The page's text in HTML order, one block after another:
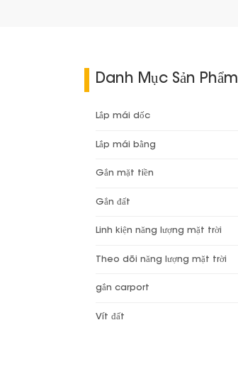
Danh Mục Sản Phẩm
Lắp mái dốc
Lắp mái bằng
Gắn mặt tiền
Gắn đất
Linh kiện năng lượng mặt trời
Theo dõi năng lượng mặt trời
gắn carport
Vít đất